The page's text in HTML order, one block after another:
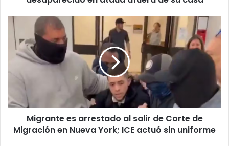
de
su
casa
Migrante
es
arrestado
Corte
Migración
Nueva
Migrante es arrestado al salir de Corte de
Migración en Nueva York; ICE actuó sin uniforme